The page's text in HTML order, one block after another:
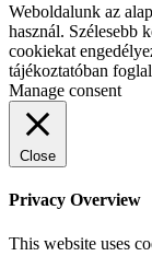
Weboldalunk az
használ. Szélesebb
cookiekat
tájékoztatóban
Manage consent
Close
Privacy Overview
This website uses